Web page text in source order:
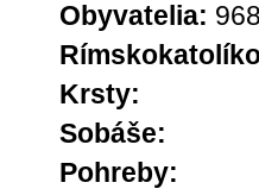
Obyvatelia: 968
Krsty:
Sobáše:
Pohreby: